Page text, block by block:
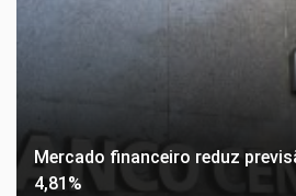
Mercado financeiro reduz
4,81%